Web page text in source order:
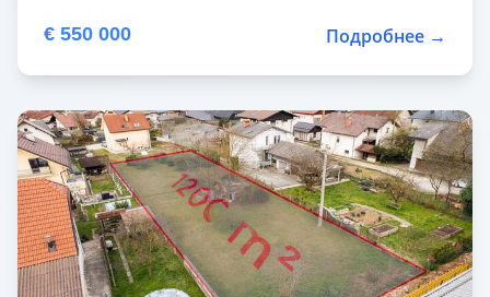
€ 550 000 Подробнее →